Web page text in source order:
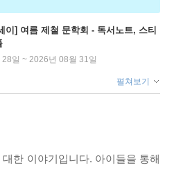
이] 여름 제철 문학회 - 독서노트, 스티
일 ~ 2026년 08월 31일
펼쳐보기
한 이야기입니다. 아이들을 통해